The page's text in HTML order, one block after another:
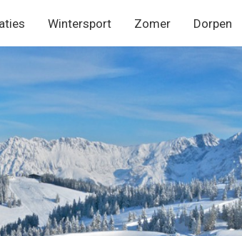
Wintersport Zomer Dorpen